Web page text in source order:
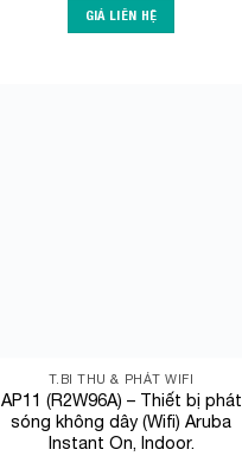
GIÁ LIÊN HỆ
T.BI THU & PHÁT WIFI
AP11 (R2W96A) – Thiết bị phát
sóng không dây (Wifi) Aruba
Instant On, Indoor.